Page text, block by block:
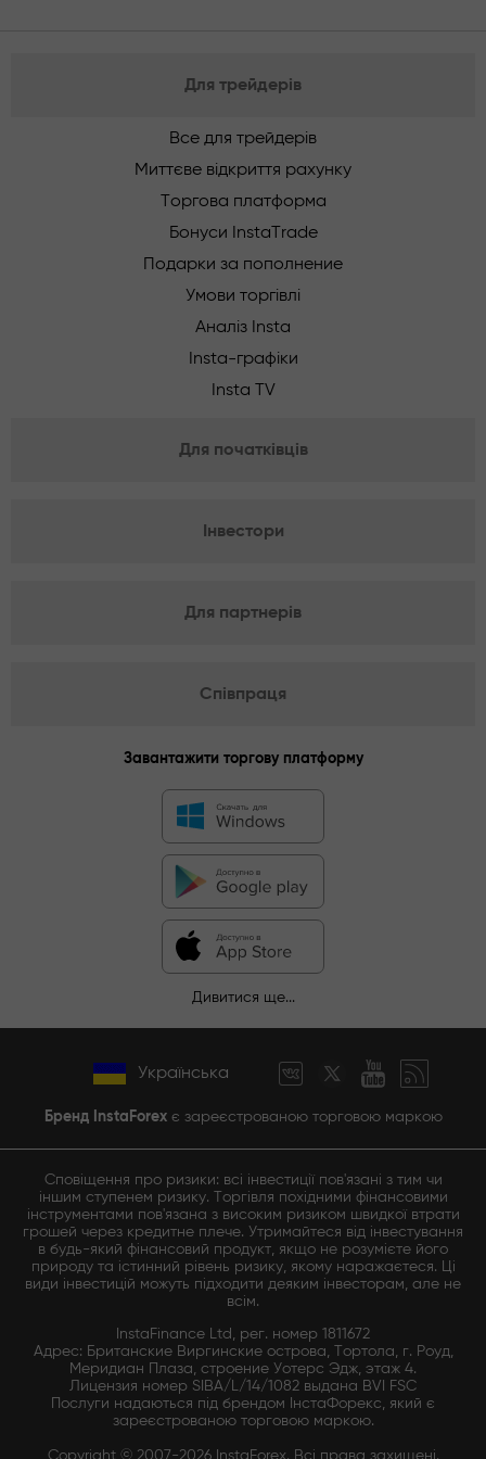
Для трейдерів
Все для трейдерів
Миттєве відкриття рахунку
Торгова платформа
Бонуси InstaTrade
Подарки за пополнение
Умови торгівлі
Аналіз Insta
Insta-графіки
Insta TV
Для початківців
Інвестори
Для партнерів
Співпраця
Завантажити торгову платформу
Дивитися ще...
Українська
Бренд InstaForexє зареєстрованою торговою маркою
Сповіщення про ризики: всі інвестиції пов'язані з тим чи
іншим ступенем ризику. Торгівля похідними фінансовими
інструментами пов'язана з високим ризиком швидкої втрати
грошей через кредитне плече. Утримайтеся від інвестування
в будь-який фінансовий продукт, якщо не розумієте його
природу та істинний рівень ризику, якому наражаєтеся. Ці
види інвестицій можуть підходити деяким інвесторам, але не
всім.
InstaFinance Ltd, рег. номер 1811672
Адрес: Британские Виргинские острова, Тортола, г. Роуд,
Меридиан Плаза, строение Уотерс Эдж, этаж 4.
Лицензия номер SIBA/L/14/1082 выдана BVI FSC
Послуги надаються під брендом ІнстаФорекс, який є
зареєстрованою торговою маркою.
Copyright © 2007-2026 InstaForex. Всі права захищені.